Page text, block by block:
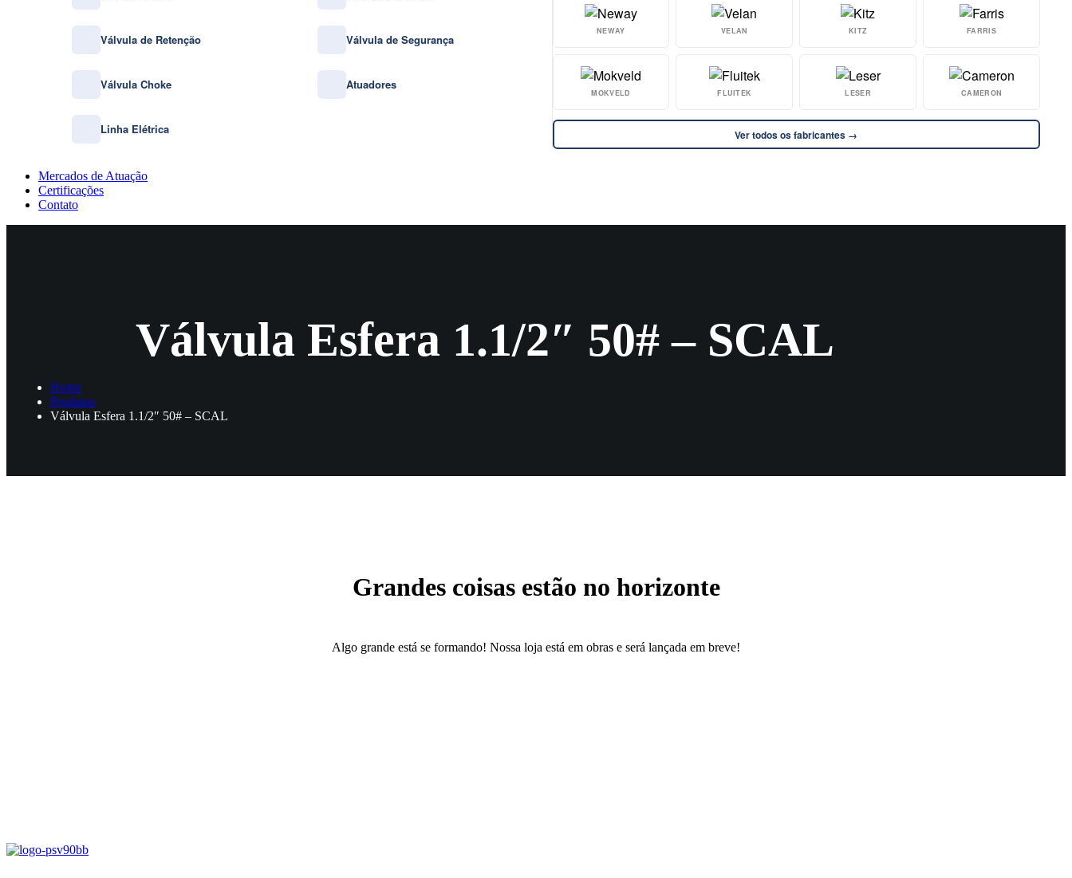
Válvula de Retenção Válvula de Segurança
Válvula Choke Atuadores
Linha Elétrica
NEWAY VELAN KITZ FARRIS
MOKVELD FLUITEK LESER CAMERON
Ver todos os fabricantes →
Mercados de Atuação
Certificações
Contato
Válvula Esfera 1.1/2″ 50# – SCAL
Home
Produtos
Válvula Esfera 1.1/2″ 50# – SCAL
Grandes coisas estão no horizonte
Algo grande está se formando! Nossa loja está em obras e será lançada em breve!